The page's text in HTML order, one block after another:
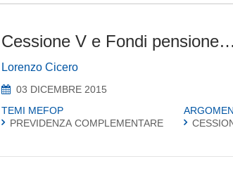
Cessione V e Fondi
Lorenzo Cicero
03 DICEMBRE 2015
TEMI MEFOP
PREVIDENZA COMPLEMENTARE